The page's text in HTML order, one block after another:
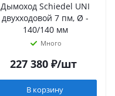
Дымоход Schiedel UNI
двухходовой 7 пм, Ø -
140/140 мм
Много
227 380₽/шт
В корзину